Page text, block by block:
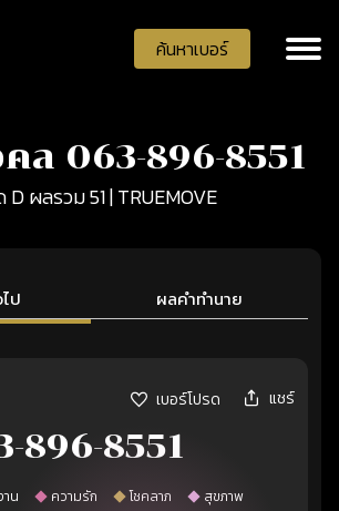
ค้นหาเบอร์
ล 063-896-8551
D ผลรวม 51 | TRUEMOVE
ป ผลคำทำนาย
เบอร์โปรด แชร์
896-8551
าน ความรัก โชคลาภ สุขภาพ